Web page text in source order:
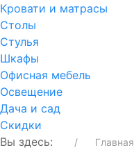
Кровати и матрасы
Столы
Стулья
Шкафы
Офисная мебель
Освещение
Дача и сад
Скидки
Вы здесь:
Главная